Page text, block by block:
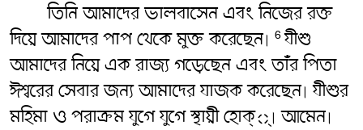
তিনি আমাদের ভালবাসেন এবং নিজের রক্ত
দিয়ে আমাদের পাপ থেকে মুক্ত করেছেন৷ 6যীশু
আমাদের নিয়ে এক রাজ্য গড়েছেন এবং তাঁর পিতা
ঈশ্বরের সেবার জন্য আমাদের যাজক করেছেন৷ যীশুর
মহিমা ও পরাক্রম যুগে যুগে স্থায়ী হোক্্৷ আমেন৷